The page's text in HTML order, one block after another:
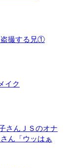
盗撮する兄①
イク
さんＪＳのオナ
ん「ウッはぁ